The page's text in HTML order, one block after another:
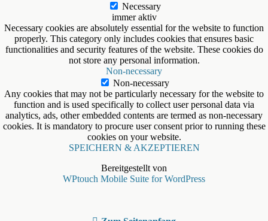
Necessary
immer aktiv
Necessary cookies are absolutely essential for the website to function
properly. This category only includes cookies that ensures basic
functionalities and security features of the website. These cookies do
not store any personal information.
Non-necessary
Non-necessary
Any cookies that may not be particularly necessary for the website to
function and is used specifically to collect user personal data via
analytics, ads, other embedded contents are termed as non-necessary
cookies. It is mandatory to procure user consent prior to running these
cookies on your website.
SPEICHERN & AKZEPTIEREN
Bereitgestellt von
WPtouch Mobile Suite for WordPress